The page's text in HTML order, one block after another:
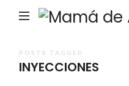
POSTS TAGGED
INYECCIONES